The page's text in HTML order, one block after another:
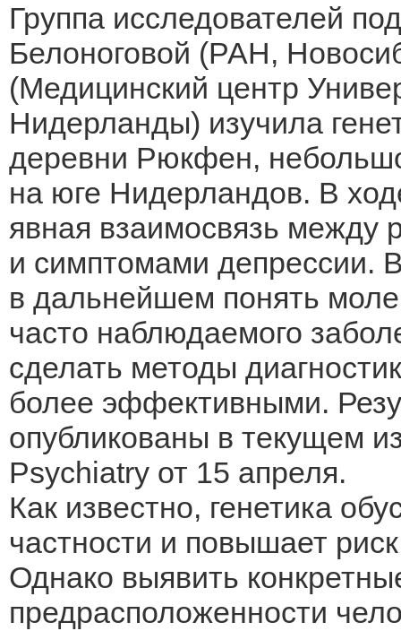
Группа исследователей
Белоноговой (РАН,
(Медицинский центр
Нидерланды) изучила
деревни Рюкфен,
на юге Нидерландов. В
явная взаимосвязь между
и симптомами депрессии.
в дальнейшем понять
часто наблюдаемого
сделать методы
более эффективными.
опубликованы в текущем
Psychiatry от 15 апреля.
Как известно, генетика
частности и повышает
Однако выявить
предрасположенности